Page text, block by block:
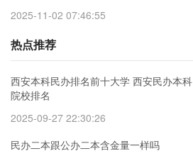
2025-11-02 07:46:55
热点推荐
西安本科民办排名前十大学 西安民办本科
院校排名
2025-09-27 22:30:26
民办二本跟公办二本含金量一样吗